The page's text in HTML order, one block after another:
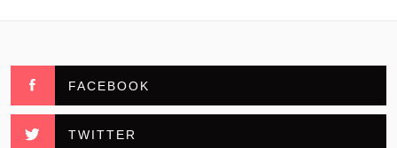
FACEBOOK
TWITTER